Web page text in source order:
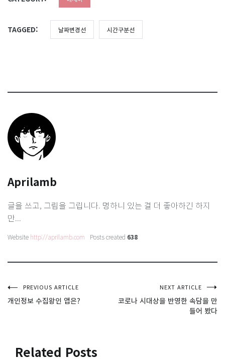
TAGGED: 날짜변경선 시간구분선
Aprilamb
글을 쓰고, 그림을 그립니다. 멍하니 있는 걸 더 좋아하긴 하지
만...
Website http://aprilamb.com Posts created 638
글
색
PREVIOUS ARTICLE
개인정보 수집왕인 앱은?
NEXT ARTICLE
코로나 시대상을 반영한 속담을 만
들어 봤다
Related Posts